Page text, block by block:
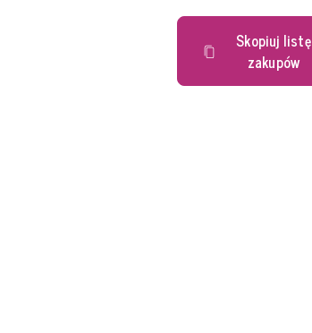
Skopiuj listę
zakupów